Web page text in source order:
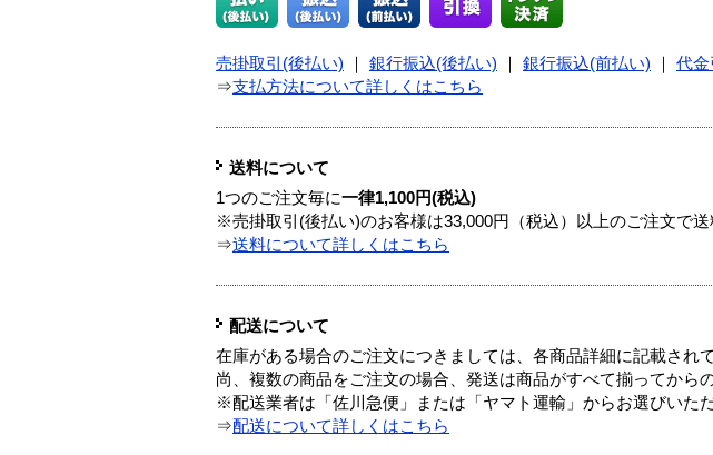
売掛取引(後払い) 銀行振込(後払い) 銀行振込(前払い) 代金
⇒支払方法について詳しくはこちら
送料について
1つのご注文毎に一律1,100円(税込)
※売掛取引(後払い)のお客様は33,000円（税込）以上のご注文で送
⇒送料について詳しくはこちら
配送について
在庫がある場合のご注文につきましては、各商品詳細に記載され
尚、複数の商品をご注文の場合、発送は商品がすべて揃ってから
※配送業者は「佐川急便」または「ヤマト運輸」からお選びいた
⇒配送について詳しくはこちら